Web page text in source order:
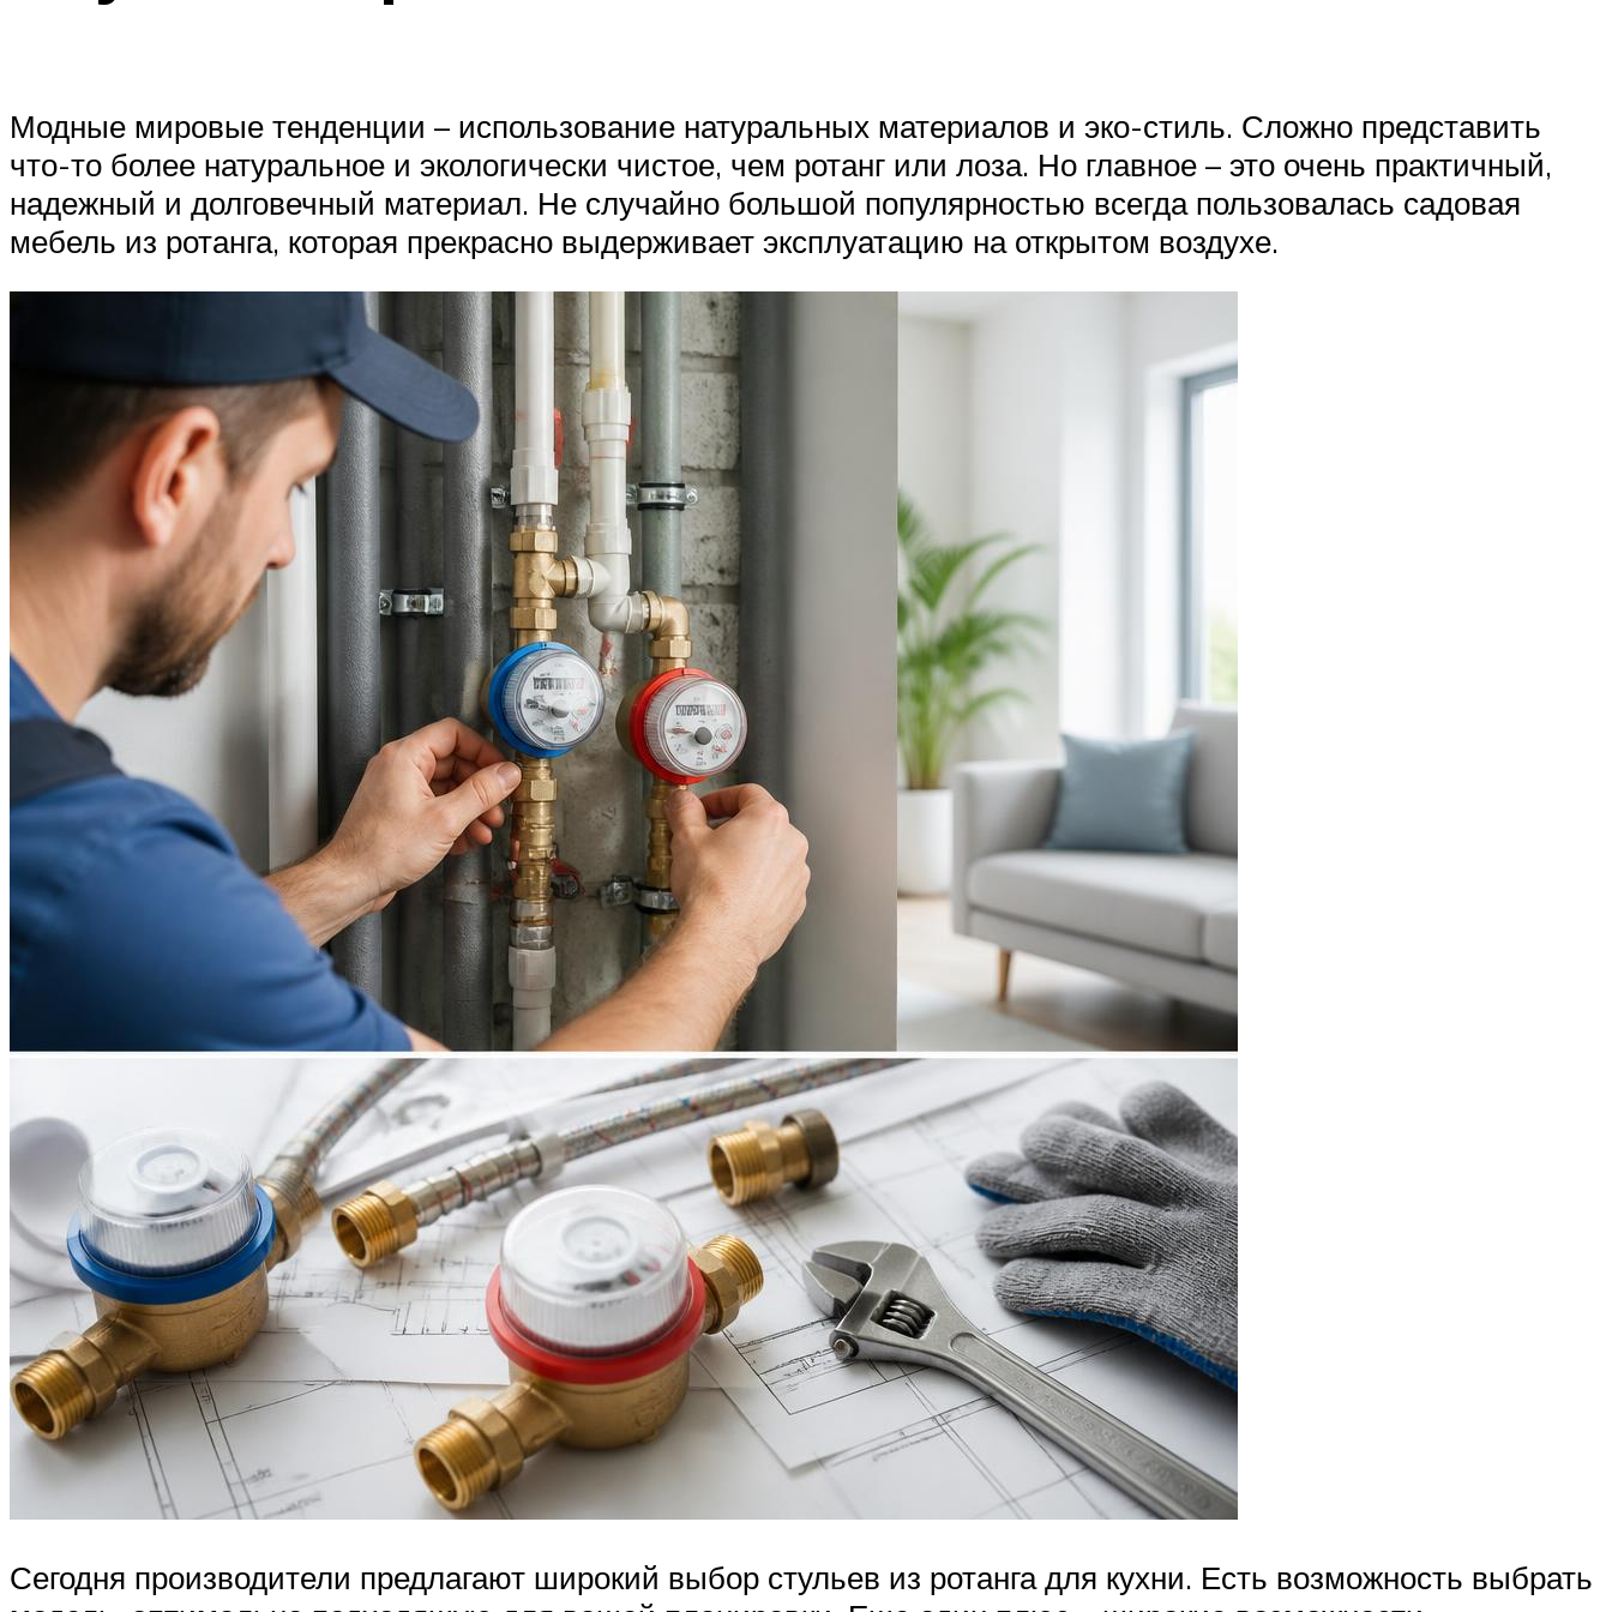
Модные мировые тенденции – использование натуральных материалов и эко-стиль. Сложно представить
что-то более натуральное и экологически чистое, чем ротанг или лоза. Но главное – это очень практичный,
надежный и долговечный материал. Не случайно большой популярностью всегда пользовалась садовая
мебель из ротанга, которая прекрасно выдерживает эксплуатацию на открытом воздухе.
Сегодня производители предлагают широкий выбор стульев из ротанга для кухни. Есть возможность выбрать